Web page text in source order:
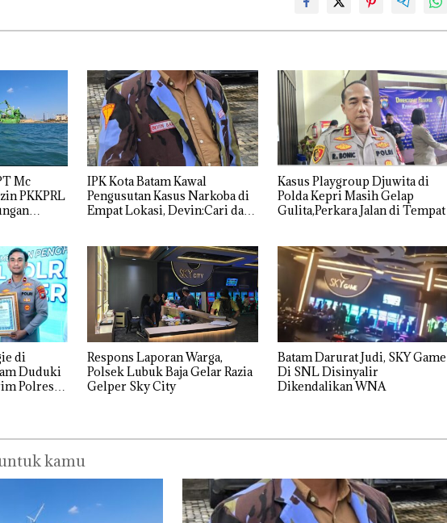
Mc
PKKPRL
IPK Kota Batam Kawal
Pengusutan Kasus Narkoba di
Empat Lokasi, Devin:Cari dan
Kasus Playgroup Djuwita di
Polda Kepri Masih Gelap
Gulita,Perkara Jalan di Tempat
di
Polresta
Respons Laporan Warga,
Polsek Lubuk Baja Gelar Razia
Gelper Sky City
Batam Darurat Judi, SKY Game
Di SNL Disinyalir
Dikendalikan WNA
kamu